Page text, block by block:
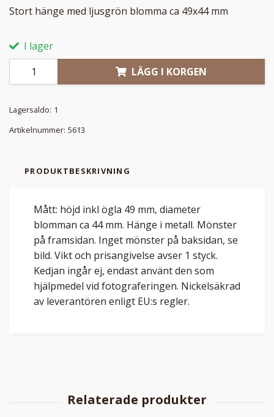
Stort hänge med ljusgrön blomma ca 49x44 mm
I lager
LÄGG I KORGEN
Lagersaldo: 1
Artikelnummer: 5613
PRODUKTBESKRIVNING
Mått: höjd inkl ögla 49 mm, diameter
blomman ca 44 mm. Hänge i metall. Mönster
på framsidan. Inget mönster på baksidan, se
bild. Vikt och prisangivelse avser 1 styck.
Kedjan ingår ej, endast använt den som
hjälpmedel vid fotograferingen. Nickelsäkrad
av leverantören enligt EU:s regler.